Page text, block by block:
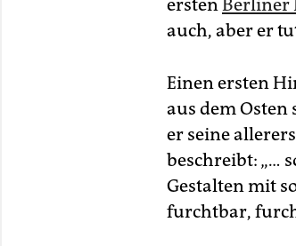
erstenBerliner
auch, aber er
Einen ersten
aus dem
er seine
beschreibt: „…
Gestalten mit
furchtbar,